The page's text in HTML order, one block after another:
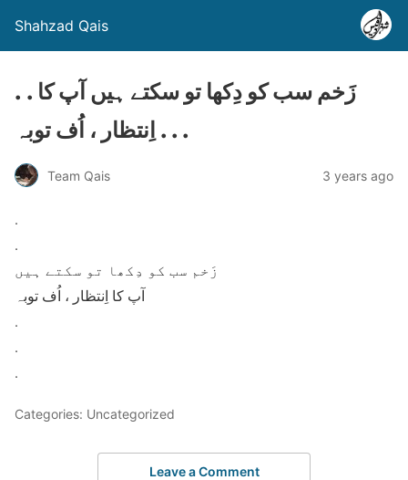
Shahzad Qais
. . زَخم سب کو دِکھا تو سکتے ہیں آپ کا
اِنتظار ، اُف توبہ . . .
Team Qais 3 years ago
.
.
زَخم سب کو دِکھا تو سکتے ہیں
آپ کا اِنتظار ، اُف توبہ
.
.
.
Categories: Uncategorized
Leave a Comment